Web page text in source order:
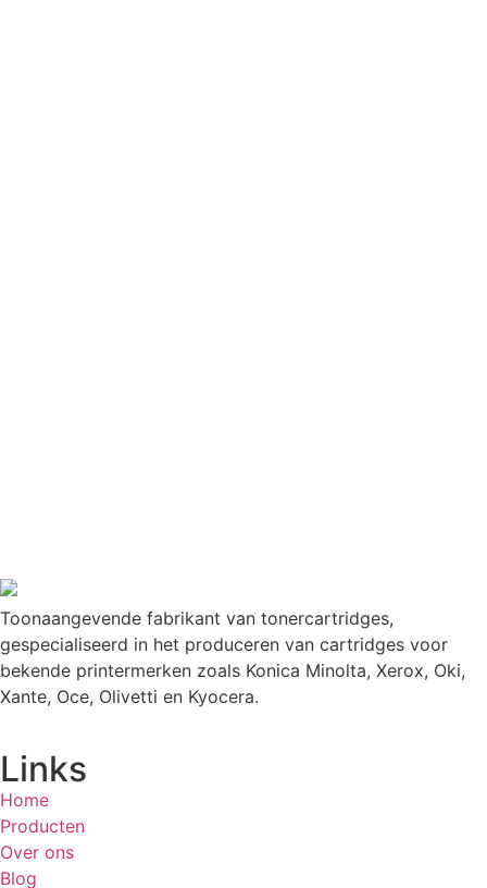
Toonaangevende fabrikant van tonercartridges,
gespecialiseerd in het produceren van cartridges voor
bekende printermerken zoals Konica Minolta, Xerox, Oki,
Xante, Oce, Olivetti en Kyocera.
Links
Home
Producten
Over ons
Blog